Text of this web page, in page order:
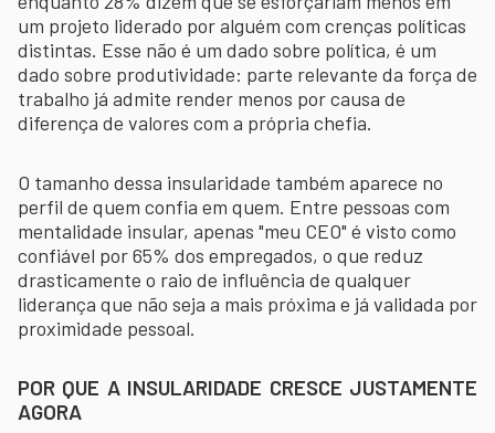
um projeto liderado por alguém com crenças políticas
distintas. Esse não é um dado sobre política, é um
dado sobre produtividade: parte relevante da força de
trabalho já admite render menos por causa de
diferença de valores com a própria chefia.
O tamanho dessa insularidade também aparece no
perfil de quem confia em quem. Entre pessoas com
mentalidade insular, apenas "meu CEO" é visto como
confiável por 65% dos empregados, o que reduz
drasticamente o raio de influência de qualquer
liderança que não seja a mais próxima e já validada por
proximidade pessoal.
POR QUE A INSULARIDADE CRESCE JUSTAMENTE
AGORA